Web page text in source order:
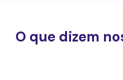
O que dizem